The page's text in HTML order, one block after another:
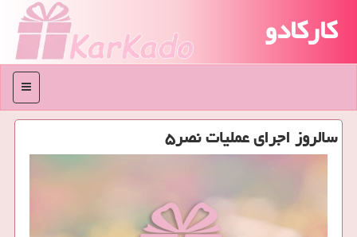
کارکادو
منو
سالروز اجرای عملیات نصر۵